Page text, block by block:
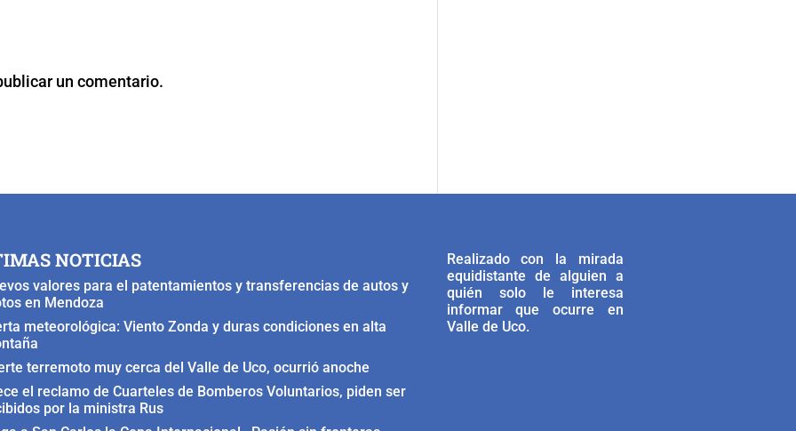
un comentario.
NOTICIAS
valores para el patentamientos y transferencias de autos y
en Mendoza
meteorológica: Viento Zonda y duras condiciones en alta
terremoto muy cerca del Valle de Uco, ocurrió anoche
el reclamo de Cuarteles de Bomberos Voluntarios, piden ser
por la ministra Rus
Realizado con la mirada
equidistante de alguien a
quién solo le interesa
informar que ocurre en
Valle de Uco.